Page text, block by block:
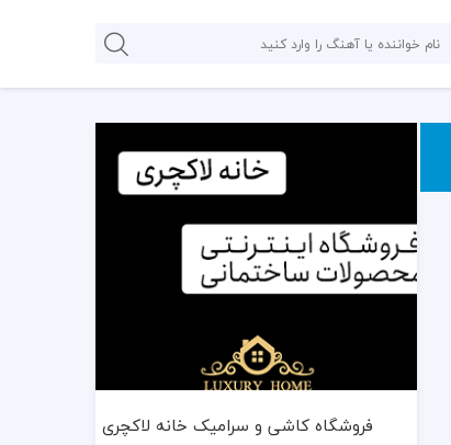
فروشگاه کاشی و سرامیک خانه لاکچری